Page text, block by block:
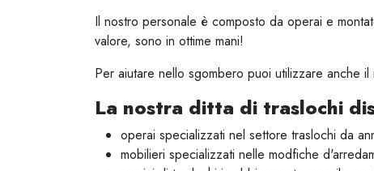
Il nostro personale è composto da operai e
valore, sono in ottime mani!
Per aiutare nello sgombero puoi utilizzare anche
La nostra ditta di traslochi
operai specializzati nel settore traslochi da
mobilieri specializzati nelle modfiche